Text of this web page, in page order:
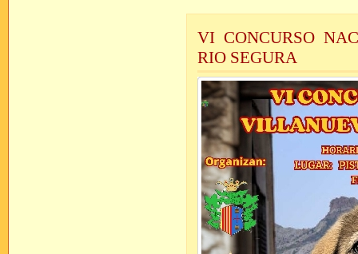
VI CONCURSO
RIO SEGURA